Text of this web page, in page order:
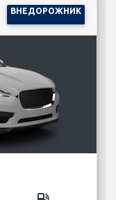
ВНЕДОРОЖНИК